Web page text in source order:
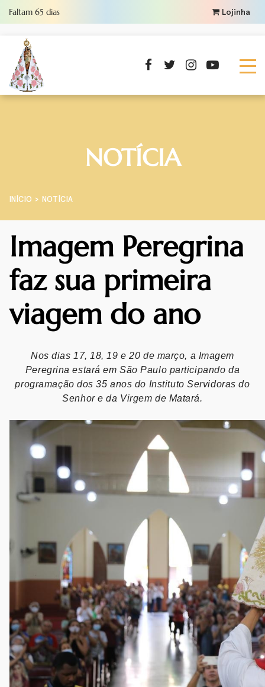
Faltam 65 dias Lojinha
NOTÍCIA
INÍCIO NOTÍCIA
Imagem Peregrina
faz sua primeira
viagem do ano
Nos dias 17, 18, 19 e 20 de março, a Imagem
Peregrina estará em São Paulo participando da
programação dos35 anos do Instituto Servidoras do
Senhor e da Virgem de Matará.